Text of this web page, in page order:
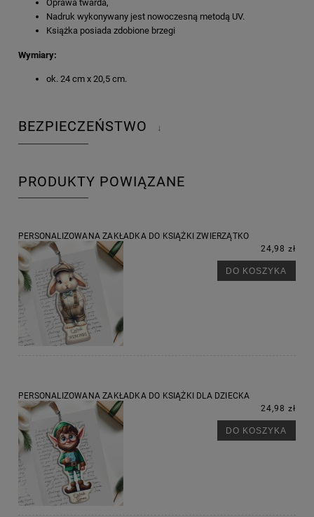
Oprawa twarda,
Nadruk wykonywany jest nowoczesną metodą UV.
Książka posiada zdobione brzegi
Wymiary:
ok. 24 cm x 20,5 cm.
BEZPIECZEŃSTWO ↓
PRODUKTY POWIĄZANE
PERSONALIZOWANA ZAKŁADKA DO KSIĄŻKI ZWIERZĄTKO
24,98 zł
DO KOSZYKA
PERSONALIZOWANA ZAKŁADKA DO KSIĄŻKI DLA DZIECKA
24,98 zł
DO KOSZYKA